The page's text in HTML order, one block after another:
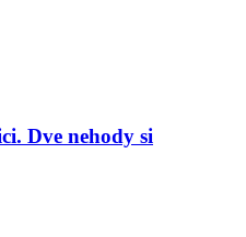
Dve nehody si